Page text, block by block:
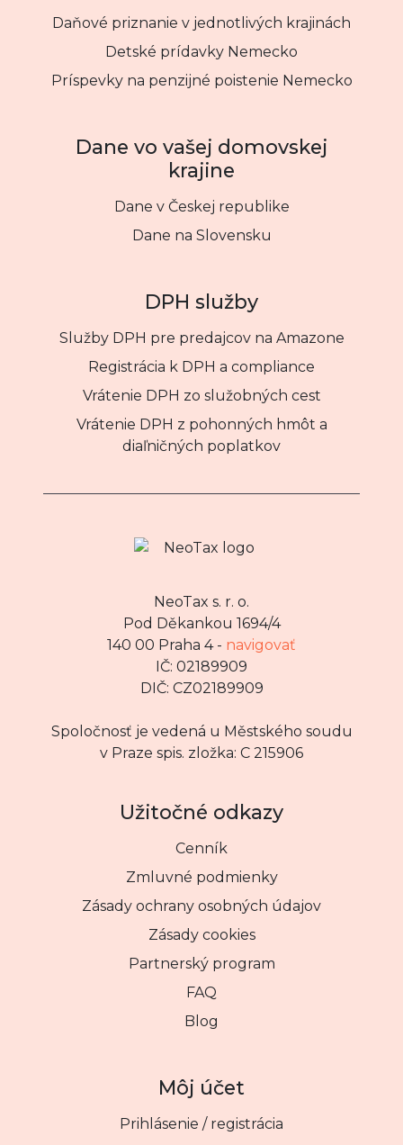
Daňové priznanie v jednotlivých krajinách
Detské prídavky Nemecko
Príspevky na penzijné poistenie Nemecko
Dane vo vašej domovskej
krajine
Dane v Českej republike
Dane na Slovensku
DPH služby
Služby DPH pre predajcov na Amazone
Registrácia k DPH a compliance
Vrátenie DPH zo služobných cest
Vrátenie DPH z pohonných hmôt a
diaľničných poplatkov
NeoTax s. r. o.
Pod Děkankou 1694/4
140 00 Praha 4 - navigovať
IČ: 02189909
DIČ: CZ02189909
Spoločnosť je vedená u Městského soudu
v Praze spis. zložka: C 215906
Užitočné odkazy
Cenník
Zmluvné podmienky
Zásady ochrany osobných údajov
Zásady cookies
Partnerský program
FAQ
Blog
Môj účet
Prihlásenie / registrácia